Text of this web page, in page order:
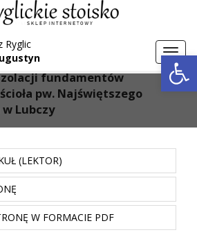
Ryglic
fundamentów
pw. Najświętszego
w Lubczy
(LEKTOR)
W FORMACIE PDF